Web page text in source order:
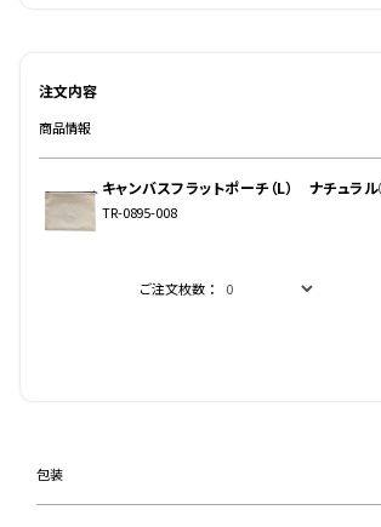
注文内容
商品情報
キャンバスフラットポーチ（L） ナチュラル
TR-0895-008
ご注文枚数：
包装